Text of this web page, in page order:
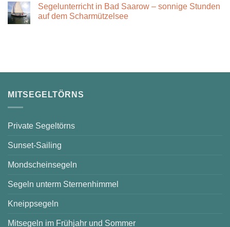
Segelunterricht in Bad Saarow – sonnige Stunden
auf dem Scharmützelsee
–
auf
MITSEGELTÖRNS
Private Segeltörns
Sunset-Sailing
Mondscheinsegeln
Segeln unterm Sternenhimmel
Kneippsegeln
Mitsegeln im Frühjahr und Sommer